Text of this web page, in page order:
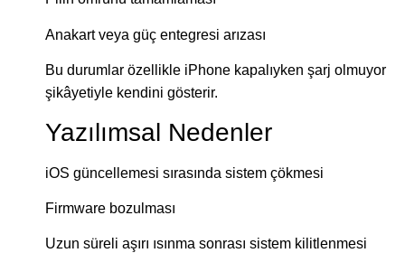
Anakart veya güç entegresi arızası
Bu durumlar özellikle iPhone kapalıyken şarj olmuyor
şikâyetiyle kendini gösterir.
Yazılımsal Nedenler
iOS güncellemesi sırasında sistem çökmesi
Firmware bozulması
Uzun süreli aşırı ısınma sonrası sistem kilitlenmesi